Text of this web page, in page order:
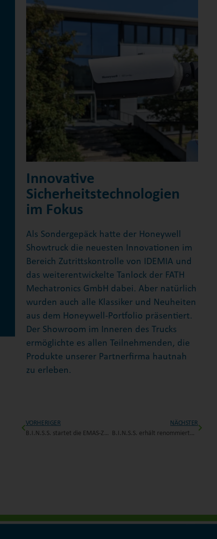
Innovative
Sicherheitstechnologien
im Fokus
Als Sondergepäck hatte der Honeywell
Showtruck die neuesten Innovationen im
Bereich Zutrittskontrolle von IDEMIA und
das weiterentwickelte Tanlock der FATH
Mechatronics GmbH dabei. Aber natürlich
wurden auch alle Klassiker und Neuheiten
aus dem Honeywell-Portfolio präsentiert.
Der Showroom im Inneren des Trucks
ermöglichte es allen Teilnehmenden, die
Produkte unserer Partnerfirma hautnah
zu erleben.
VORHERIGER
B.I.N.S.S. startet die EMAS-Zertifizierung
NÄCHSTER
B.I.N.S.S. erhält renommierten Ausbildungspreis Pankow 2023